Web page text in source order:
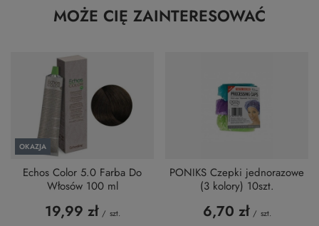
MOŻE CIĘ ZAINTERESOWAĆ
OKAZJA
Echos Color 5.0 Farba Do
Włosów 100 ml
19,99 zł / szt.
PONIKS Czepki jednorazowe
(3 kolory) 10szt.
6,70 zł / szt.